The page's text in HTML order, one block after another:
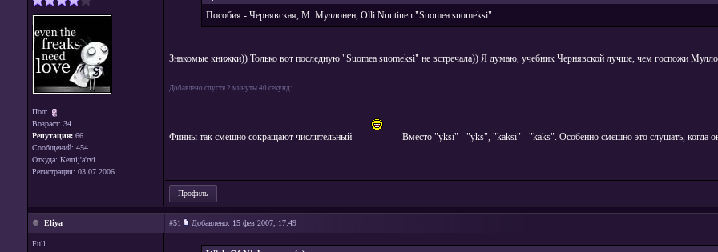
Пол:
Возраст: 34
Репутация: 66
Сообщений: 454
Откуда: Kemij'a'rvi
Регистрация: 03.07.2006
Пособия - Чернявская, М. Муллонен, Olli Nuutinen "Suomea suomeksi"
Знакомые книжки)) Только вот последную "Suomea suomeksi" не встречала)) Я думаю, учебник Чернявской лучше, чем госпожи
Добавлено спустя 2 минуты 40 секунд:
Финны так смешно сокращают числительный Вместо "yksi" - "yks", "kaksi" - "kaks". Особенно смешно это слушать, когда
Профиль
Eliya
Full
#51 Добавлено: 15 фев 2007, 17:49